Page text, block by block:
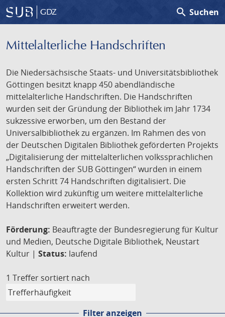
GDZ search Suchen
Mittelalterliche Handschriften
Die Niedersächsische Staats- und Universitätsbibliothek
Göttingen besitzt knapp 450 abendländische
mittelalterliche Handschriften. Die Handschriften
wurden seit der Gründung der Bibliothek im Jahr 1734
sukzessive erworben, um den Bestand der
Universalbibliothek zu ergänzen. Im Rahmen des von
der Deutschen Digitalen Bibliothek geförderten Projekts
„Digitalisierung der mittelalterlichen volkssprachlichen
Handschriften der SUB Göttingen“ wurden in einem
ersten Schritt 74 Handschriften digitalisiert. Die
Kollektion wird zukünftig um weitere mittelalterliche
Handschriften erweitert werden.
Förderung: Beauftragte der Bundesregierung für Kultur
und Medien, Deutsche Digitale Bibliothek, Neustart
Kultur | Status: laufend
1 Treffer sortiert nach
Filter anzeigen